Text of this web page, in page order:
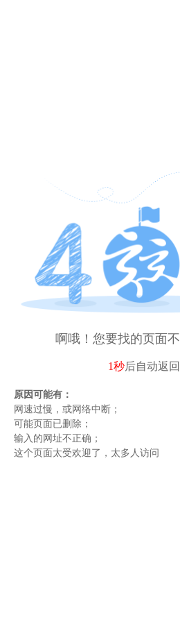
啊哦！您要找的页面
1秒后自动返
原因可能有：
网速过慢，或网络中断；
可能页面已删除；
输入的网址不正确；
这个页面太受欢迎了，太多人访问